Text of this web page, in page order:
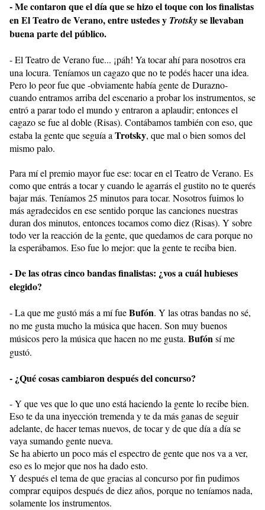
- Me contaron que el día que se hizo el toque con los finalistas
en El Teatro de Verano, entre ustedes y Trotskyse llevaban
buena parte del público.
-El Teatro de Verano fue... ¡páh! Ya tocar ahí para nosotros era
una locura. Teníamos un cagazo que no te podés hacer una idea.
Pero lo peor fue que -obviamente había gente de Durazno-
cuando entramos arriba del escenario a probar los instrumentos, se
entró a parar todo el mundo y entraron a aplaudir; entonces el
cagazo se fue al doble (Risas). Contábamos también con eso, que
estaba la gente que seguía aTrotsky, que mal o bien somos del
mismo palo.
Para mí el premio mayor fue ese: tocar en el Teatro de Verano. Es
como que entrás a tocar y cuando le agarrás el gustito no te querés
bajar más. Teníamos 25 minutos para tocar. Nosotros fuimos lo
más agradecidos en ese sentido porque las canciones nuestras
duran dos minutos, entonces tocamos como diez (Risas). Y sobre
todo ver la reacción de la gente, que quedamos de cara porque no
la esperábamos. Eso fue lo mejor: que la gente te reciba bien.
- De las otras cinco bandas finalistas: ¿vos a cuál hubieses
elegido?
- La que me gustó más a mí fueBufón. Y las otras bandas no sé,
no me gusta mucho la música que hacen. Son muy buenos
músicos pero la música que hacen no me gusta. Bufónsí me
gustó.
- ¿Qué cosas cambiaron después del concurso?
- Y que ves que lo que uno está haciendo la gente lo recibe bien.
Eso te da una inyección tremenda y te da más ganas de seguir
adelante, de hacer temas nuevos, de tocar y de que día a día se
vaya sumando gente nueva.
Se ha abierto un poco más el espectro de gente que nos va a ver,
eso es lo mejor que nos ha dado esto.
Y después el tema de que gracias al concurso por fin pudimos
comprar equipos después de diez años, porque no teníamos nada,
solamente los instrumentos.